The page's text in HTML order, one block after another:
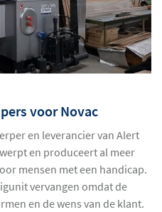
voor Novac
en leverancier van Alert
en produceert al meer
mensen met een handicap.
vervangen omdat de
en de wens van de klant.